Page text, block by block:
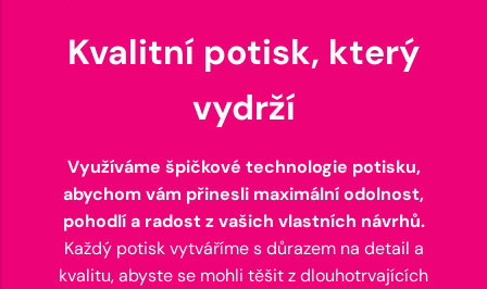
Kvalitní potisk, který
vydrží
Využíváme špičkové technologie potisku,
abychom vám přinesli maximální odolnost,
pohodlí a radost z vašich vlastních návrhů.
Každý potisk vytváříme s důrazem na detail a
kvalitu, abyste se mohli těšit z dlouhotrvajících